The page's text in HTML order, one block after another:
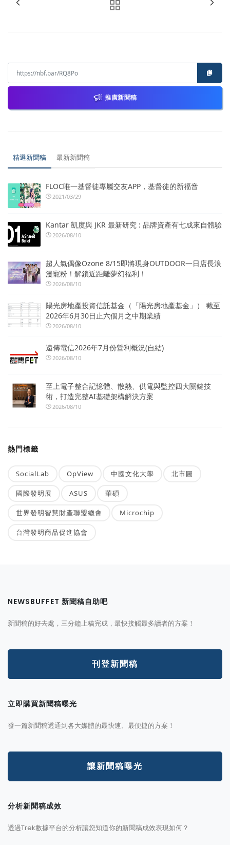
推廣新聞稿
精選新聞稿 最新新聞稿
FLOC唯一基督徒專屬交友APP，基督徒的新福音
2021/03/29
Kantar 凱度與 JKR 最新研究 : 品牌資產有七成來自體驗
2026/08/10
超人氣偶像Ozone 8/15即將現身OUTDOOR一日店長浪
漫寵粉！解鎖近距離夢幻福利！
2026/08/10
陽光房地產投資信託基金（「陽光房地產基金」） 截至
2026年6月30日止六個月之中期業績
2026/08/10
遠傳電信2026年7月份營利概況(自結)
2026/08/10
至上電子整合記憶體、散熱、供電與監控四大關鍵技
術，打造完整AI基礎架構解決方案
2026/08/10
熱門標籤
SocialLab OpView 中國文化大學 北市圖
國際發明展 ASUS 華碩
世界發明智慧財產聯盟總會 Microchip
台灣發明商品促進協會
NEWSBUFFET 新聞稿自助吧
新聞稿的好去處，三分鐘上稿完成，最快接觸最多讀者的方案！
刊登新聞稿
立即購買新聞稿曝光
發一篇新聞稿透通到各大媒體的最快速、最便捷的方案！
讓新聞稿曝光
分析新聞稿成效
透過Trek數據平台的分析讓您知道你的新聞稿成效表現如何？